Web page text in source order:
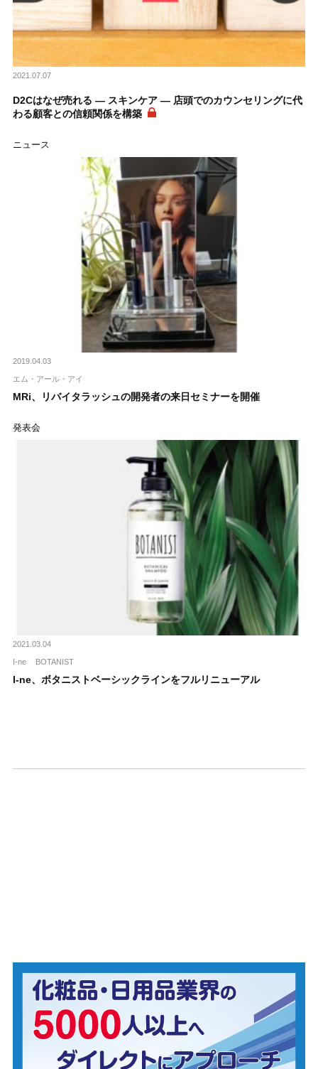
2021.07.07
D2Cはなぜ売れる ― スキンケア ― 店頭でのカウンセリングに代
わる顧客との信頼関係を構築
ニュース
2019.04.03
エム・アール・アイ
MRi、リバイタラッシュの開発者の来日セミナーを開催
発表会
2021.03.04
I-ne BOTANIST
I-ne、ボタニストベーシックラインをフルリニューアル